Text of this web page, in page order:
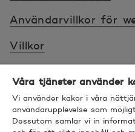
Användarvillkor för
Villkor
Tillgänglighet
Bra att veta
Våra tjänster använder
Vi använder kakor i våra
användarupplevelse som
Dessutom samlar vi in